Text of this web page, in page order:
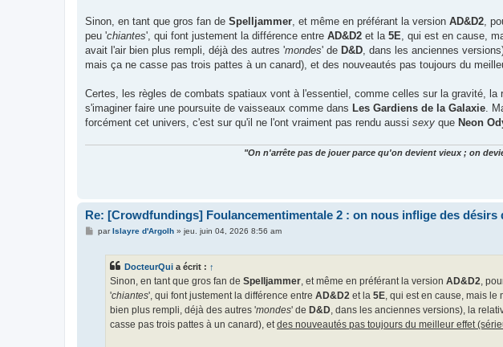
Sinon, en tant que gros fan de Spelljammer, et même en préférant la version AD&D2,
peu 'chiantes', qui font justement la différence entre AD&D2 et la 5E, qui est en cause,
avait l'air bien plus rempli, déjà des autres 'mondes' de D&D, dans les anciennes
mais ça ne casse pas trois pattes à un canard), et des nouveautés pas toujours du
Certes, les règles de combats spatiaux vont à l'essentiel, comme celles sur la gravité,
s'imaginer faire une poursuite de vaisseaux comme dans Les Gardiens de la Galaxie.
forcément cet univers, c'est sur qu'il ne l'ont vraiment pas rendu aussi sexy que Neon
"On n'arrête pas de jouer parce qu'on devient vieux ; on
Re: [Crowdfundings] Foulancementimentale 2 : on nous inflige des désirs
MparIslayre d'Argolh» jeu. juin 04, 2026 8:56 am
DocteurQui a écrit : ↑
Sinon, en tant que gros fan de Spelljammer, et même en préférant la version AD&D2,
'chiantes', qui font justement la différence entre AD&D2 et la 5E, qui est en cause, mais le
bien plus rempli, déjà des autres 'mondes' de D&D, dans les anciennes versions), la
casse pas trois pattes à un canard), etdes nouveautés pas toujours du meilleur effet